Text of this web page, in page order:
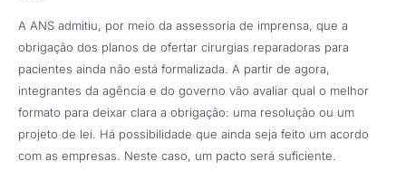
A ANS admitiu, por meio da assessoria de imprensa, que a
obrigação dos planos de ofertar cirurgias reparadoras para
pacientes ainda não está formalizada. A partir de agora,
integrantes da agência e do governo vão avaliar qual o melhor
formato para deixar clara a obrigação: uma resolução ou um
projeto de lei. Há possibilidade que ainda seja feito um acordo
com as empresas. Neste caso, um pacto será suficiente.